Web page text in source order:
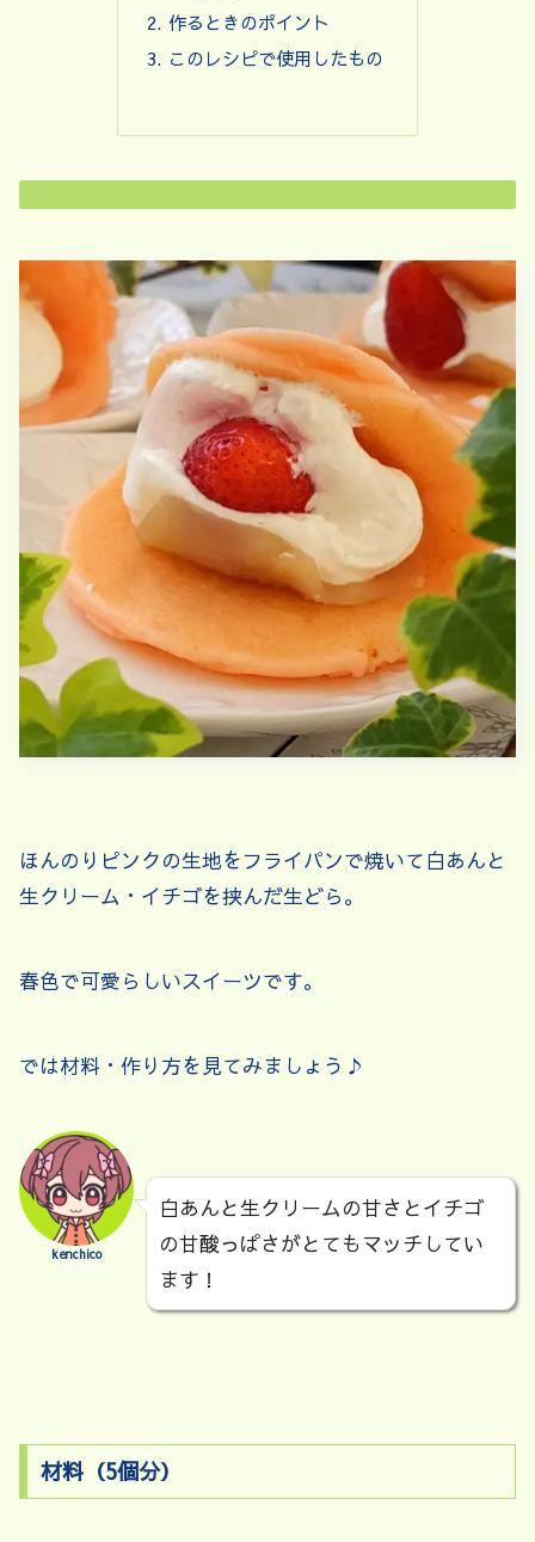
作るときのポイント
このレシピで使用したもの
ほんのりピンクの生地をフライパンで焼いて白あんと
生クリーム・イチゴを挟んだ生どら。
春色で可愛らしいスイーツです。
では材料・作り方を見てみましょう♪
kenchico
白あんと生クリームの甘さとイチゴ
の甘酸っぱさがとてもマッチしてい
ます！
材料（5個分）